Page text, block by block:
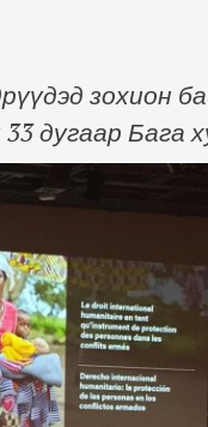
зохион
дугаар
дэргэд
Энэ …